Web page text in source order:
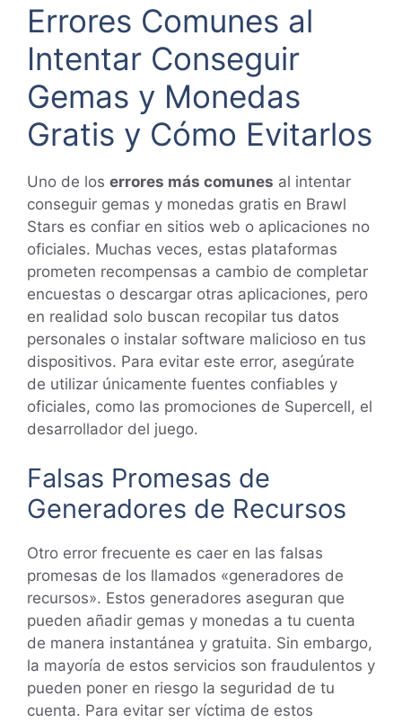
Errores Comunes al
Intentar Conseguir
Gemas y Monedas
Gratis y Cómo Evitarlos
Uno de los errores más comunes al intentar
conseguir gemas y monedas gratis en Brawl
Stars es confiar en sitios web o aplicaciones no
oficiales. Muchas veces, estas plataformas
prometen recompensas a cambio de completar
encuestas o descargar otras aplicaciones, pero
en realidad solo buscan recopilar tus datos
personales o instalar software malicioso en tus
dispositivos. Para evitar este error, asegúrate
de utilizar únicamente fuentes confiables y
oficiales, como las promociones de Supercell, el
desarrollador del juego.
Falsas Promesas de
Generadores de Recursos
Otro error frecuente es caer en las falsas
promesas de los llamados «generadores de
recursos». Estos generadores aseguran que
pueden añadir gemas y monedas a tu cuenta
de manera instantánea y gratuita. Sin embargo,
la mayoría de estos servicios son fraudulentos y
pueden poner en riesgo la seguridad de tu
cuenta. Para evitar ser víctima de estos